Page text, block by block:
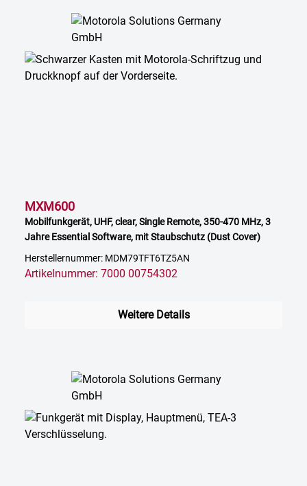
MXM600
Mobilfunkgerät, UHF, clear, Single Remote, 350-470 MHz, 3
Jahre Essential Software, mit Staubschutz (Dust Cover)
Herstellernummer: MDM79TFT6TZ5AN
Artikelnummer: 7000 00754302
Weitere Details